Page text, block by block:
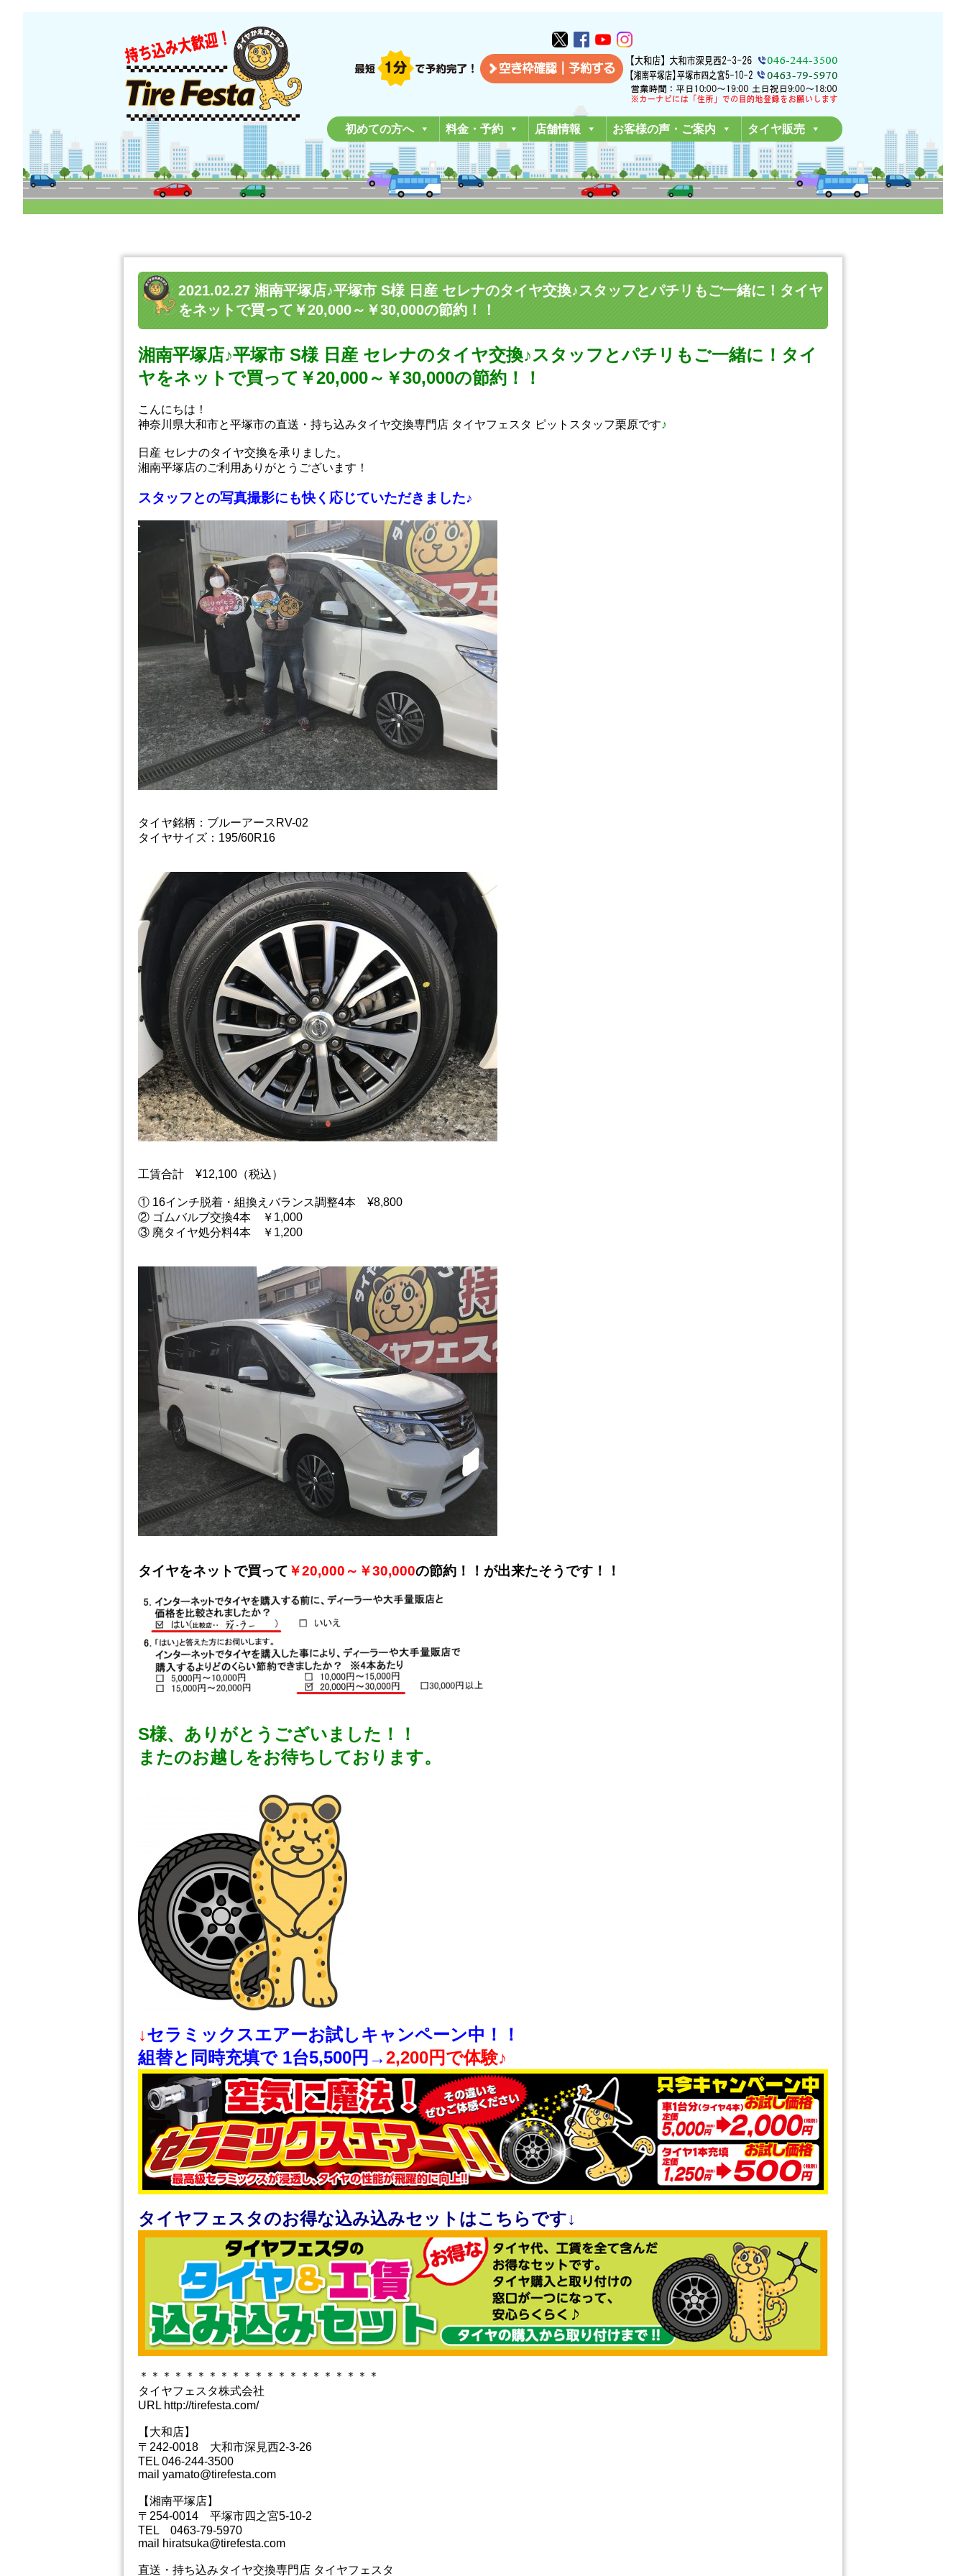
初めての方へ 料金・予約 店舗情報 お客様の声・ご案内 タイヤ販売
2021.02.27 湘南平塚店♪平塚市 S様 日産 セレナのタイヤ交換♪スタッフとパチリもご一緒に！タイヤ
をネットで買って￥20,000～￥30,000の節約！！
湘南平塚店♪平塚市 S様 日産 セレナのタイヤ交換♪スタッフとパチリもご一緒に！タイ
ヤをネットで買って￥20,000～￥30,000の節約！！
こんにちは！
神奈川県大和市と平塚市の直送・‪‎持ち込みタイヤ交換専門店‬ タイヤフェスタ ピットスタッフ栗原です♪
日産 セレナのタイヤ交換を承りました。
湘南平塚店のご利用ありがとうございます！
スタッフとの写真撮影にも快く応じていただきました♪
タイヤ銘柄：ブルーアースRV-02
タイヤサイズ：195/60R16
工賃合計 ¥12,100（税込）
① 16インチ脱着・組換えバランス調整4本 ¥8,800
② ゴムバルブ交換4本 ￥1,000
③ 廃タイヤ処分料4本 ￥1,200
タイヤをネットで買って ￥20,000～￥30,000の節約！！が出来たそうです！！
S様、ありがとうございました！！
またのお越しをお待ちしております。
↓セラミックスエアーお試しキャンペーン中！！
組替と同時充填で 1台5,500円→2,200円で体験♪
タイヤフェスタのお得な込み込みセットはこちらです↓
＊＊＊＊＊＊＊＊＊＊＊＊＊＊＊＊＊＊＊＊＊
タイヤフェスタ株式会社
URL http://tirefesta.com/
【大和店】
〒242-0018 大和市深見西2-3-26
TEL 046-244-3500
mail yamato@tirefesta.com
【湘南平塚店】
〒254-0014 平塚市四之宮5-10-2
TEL 0463-79-5970
mail hiratsuka@tirefesta.com
直送・持ち込みタイヤ交換専門店 タイヤフェスタ